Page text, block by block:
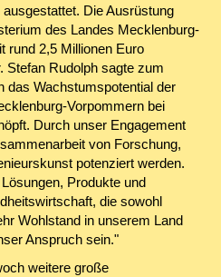
Die Ausrüstung
des Landes Mecklenburg-
rund 2,5 Millionen Euro
Stefan Rudolph sagte zum
das Wachstumspotential der
Vorpommern bei
Durch unser Engagement
von Forschung,
potenziert werden.
Produkte und
die sowohl
Wohlstand in unserem Land
Anspruch sein."
weitere große